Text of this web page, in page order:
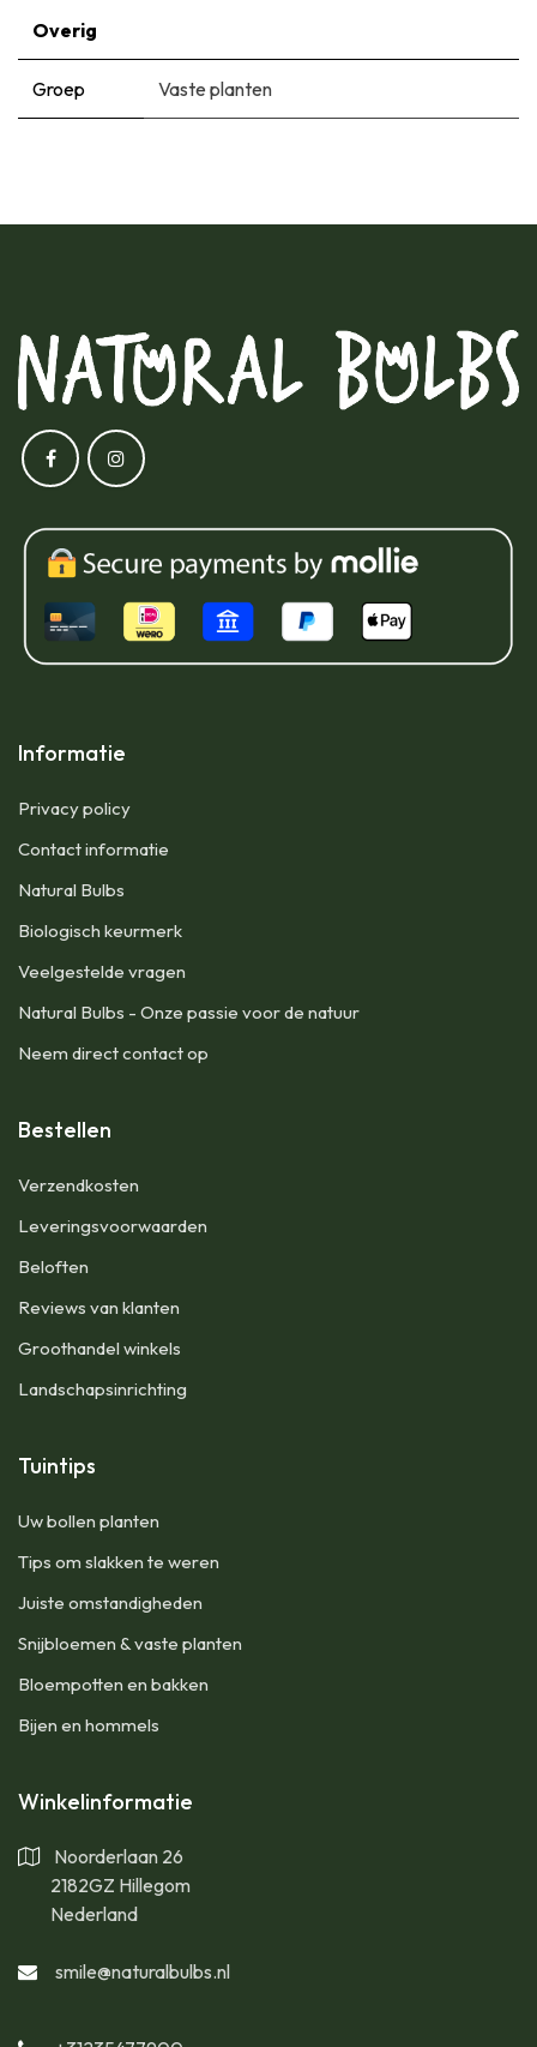
Overig
Groep Vaste planten
Informatie
Privacy policy
Contact informatie
Natural Bulbs
Biologisch keurmerk
Veelgestelde vragen
Natural Bulbs - Onze passie voor de natuur
Neem direct contact op
Bestellen
​Verzendkosten
Leveringsvoorwaarden
Beloften
Reviews van klanten
Groothandel winkels
Landschapsinrichting
Tuintips
Uw bollen planten
Tips om slakken te weren
Juiste omstandigheden
Snijbloemen & vaste planten
Bloempotten en bakken
Bijen en hommels
Winkelinformatie
Noorderlaan 26
2182GZ Hillegom
Nederland
smile@naturalbulbs.nl